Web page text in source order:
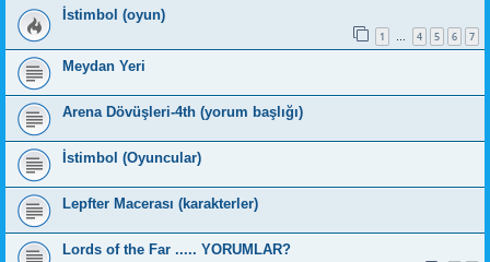
İstimbol (oyun)
1 4 5 6 7
Meydan Yeri
Arena Dövüşleri-4th (yorum başlığı)
İstimbol (Oyuncular)
Lepfter Macerası (karakterler)
Lords of the Far ..... YORUMLAR?